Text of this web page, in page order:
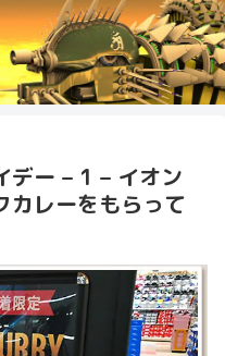
デー – 1 – イオン
カレーをもらって